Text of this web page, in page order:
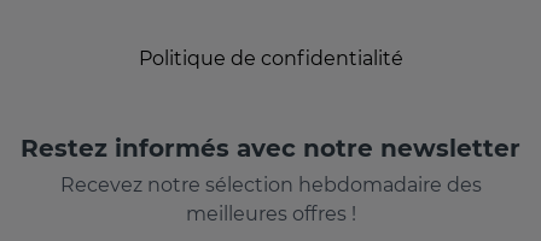
Politique de confidentialité
Restez informés avec notre newsletter
Recevez notre sélection hebdomadaire des
meilleures offres !